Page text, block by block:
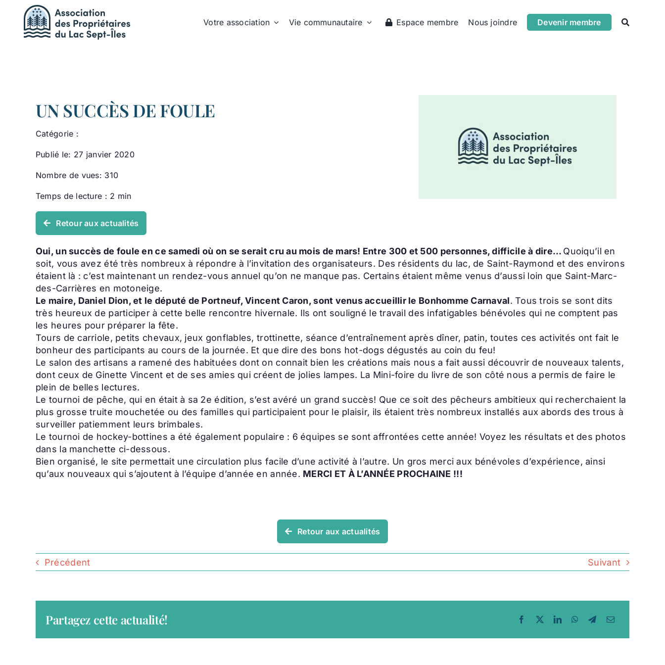
Passer
contenu
Votre association Vie communautaire Espace membre Nous joindre Devenir membre
UN SUCCÈS DE FOULE
Catégorie :
Publié le: 27 janvier 2020
Nombre de vues: 310
Temps de lecture : 2 min
Retour aux actualités
Oui, un succès de foule en ce samedi où on se serait cru au mois de mars! Entre 300 et 500 personnes, difficile à dire… Quoiqu’il en
soit, vous avez été très nombreux à répondre à l’invitation des organisateurs. Des résidents du lac, de Saint-Raymond et des environs
étaient là : c’est maintenant un rendez-vous annuel qu’on ne manque pas. Certains étaient même venus d’aussi loin que Saint-Marc-
des-Carrières en motoneige.
Le maire, Daniel Dion, et le député de Portneuf, Vincent Caron, sont venus accueillir le Bonhomme Carnaval. Tous trois se sont dits
très heureux de participer à cette belle rencontre hivernale. Ils ont souligné le travail des infatigables bénévoles qui ne comptent pas
les heures pour préparer la fête.
Tours de carriole, petits chevaux, jeux gonflables, trottinette, séance d’entraînement après dîner, patin, toutes ces activités ont fait le
bonheur des participants au cours de la journée. Et que dire des bons hot-dogs dégustés au coin du feu!
Le salon des artisans a ramené des habituées dont on connait bien les créations mais nous a fait aussi découvrir de nouveaux talents,
dont ceux de Ginette Vincent et de ses amies qui créent de jolies lampes. La Mini-foire du livre de son côté nous a permis de faire le
plein de belles lectures.
Le tournoi de pêche, qui en était à sa 2e édition, s’est avéré un grand succès! Que ce soit des pêcheurs ambitieux qui recherchaient la
plus grosse truite mouchetée ou des familles qui participaient pour le plaisir, ils étaient très nombreux installés aux abords des trous à
surveiller patiemment leurs brimbales.
Le tournoi de hockey-bottines a été également populaire : 6 équipes se sont affrontées cette année! Voyez les résultats et des photos
dans la manchette ci-dessous.
Bien organisé, le site permettait une circulation plus facile d’une activité à l’autre. Un gros merci aux bénévoles d’expérience, ainsi
qu’aux nouveaux qui s’ajoutent à l’équipe d’année en année. MERCI ET À L’ANNÉE PROCHAINE !!!
Retour aux actualités
Précédent Suivant
Partagez cette actualité!